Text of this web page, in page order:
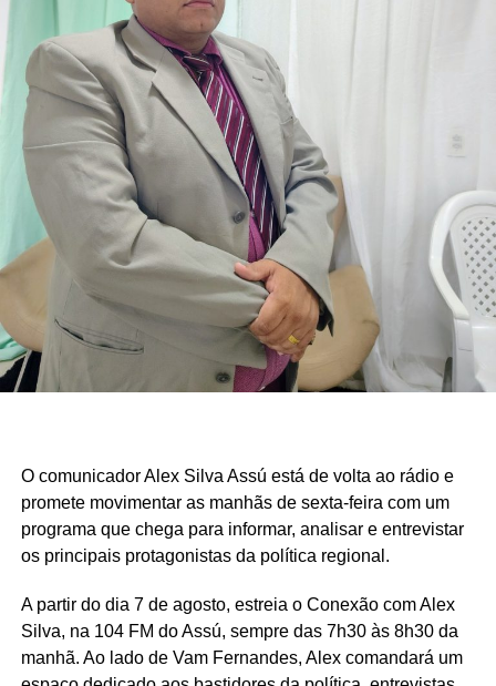
O comunicador Alex Silva Assú está de volta ao rádio e
promete movimentar as manhãs de sexta-feira com um
programa que chega para informar, analisar e entrevistar
os principais protagonistas da política regional.
A partir do dia 7 de agosto, estreia o Conexão com Alex
Silva, na 104 FM do Assú, sempre das 7h30 às 8h30 da
manhã. Ao lado de Vam Fernandes, Alex comandará um